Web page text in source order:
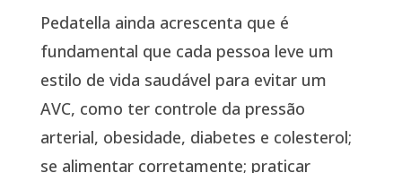
Pedatella ainda acrescenta que é
fundamental que cada pessoa leve um
estilo de vida saudável para evitar um
AVC, como ter controle da pressão
arterial, obesidade, diabetes e colesterol;
se alimentar corretamente; praticar